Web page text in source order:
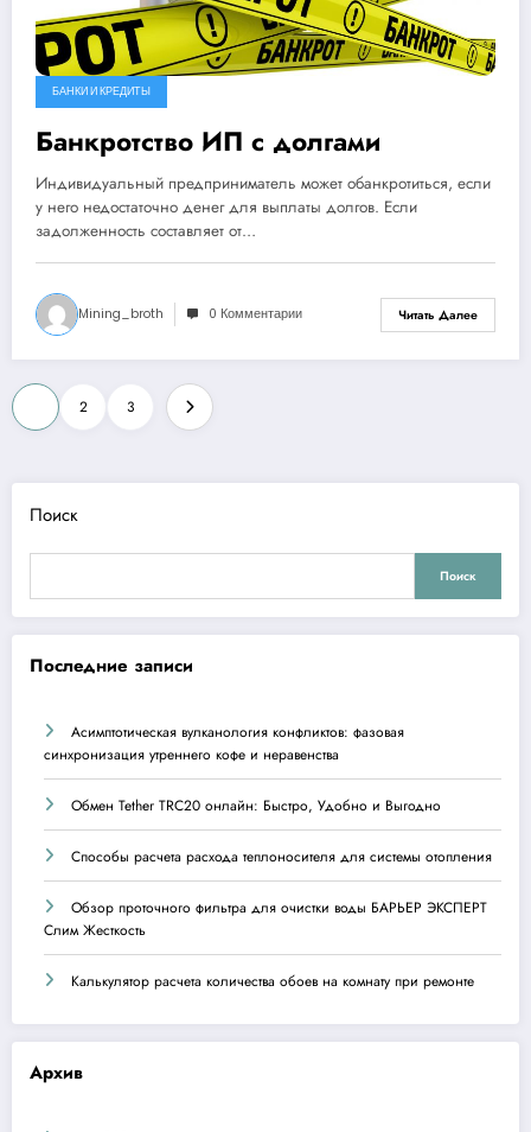
БАНКИ И КРЕДИТЫ
Банкротство ИП с долгами
Индивидуальный предприниматель может обанкротиться, если
у него недостаточно денег для выплаты долгов. Если
задолженность составляет от…
Mining_broth 0 Комментарии Читать Далее
Пагинация
записей
2 3
Поиск
Поиск
Последние записи
Асимптотическая вулканология конфликтов: фазовая
синхронизация утреннего кофе и неравенства
Обмен Tether TRC20 онлайн: Быстро, Удобно и Выгодно
Способы расчета расхода теплоносителя для системы отопления
Обзор проточного фильтра для очистки воды БАРЬЕР ЭКСПЕРТ
Слим Жесткость
Калькулятор расчета количества обоев на комнату при ремонте
Архив